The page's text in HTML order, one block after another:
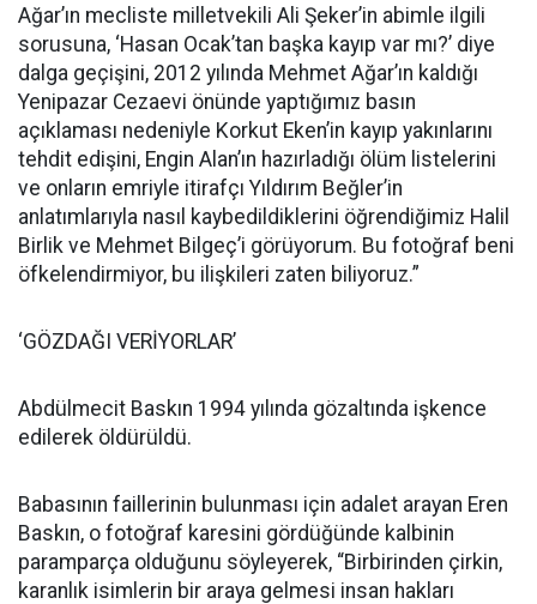
Ağar’ın mecliste milletvekili Ali Şeker’in abimle ilgili
sorusuna, ‘Hasan Ocak’tan başka kayıp var mı?’ diye
dalga geçişini, 2012 yılında Mehmet Ağar’ın kaldığı
Yenipazar Cezaevi önünde yaptığımız basın
açıklaması nedeniyle Korkut Eken’in kayıp yakınlarını
tehdit edişini, Engin Alan’ın hazırladığı ölüm listelerini
ve onların emriyle itirafçı Yıldırım Beğler’in
anlatımlarıyla nasıl kaybedildiklerini öğrendiğimiz Halil
Birlik ve Mehmet Bilgeç’i görüyorum. Bu fotoğraf beni
öfkelendirmiyor, bu ilişkileri zaten biliyoruz.”
‘GÖZDAĞI VERİYORLAR’
Abdülmecit Baskın 1994 yılında gözaltında işkence
edilerek öldürüldü.
Babasının faillerinin bulunması için adalet arayan Eren
Baskın, o fotoğraf karesini gördüğünde kalbinin
paramparça olduğunu söyleyerek, “Birbirinden çirkin,
karanlık isimlerin bir araya gelmesi insan hakları